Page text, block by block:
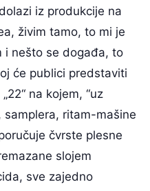
iz produkcije na
živim tamo, to mi je
i nešto se događa, to
će publici predstaviti
na kojem, “uz
ritam-mašine
čvrste plesne
slojem
sve zajedno